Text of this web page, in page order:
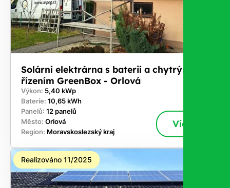
Solární elektrárna s baterií a chytrým
řízením GreenBox - Orlová
Výkon: 5,40 kWp
Baterie: 10,65 kWh
Panelů: 12 panelů
Město: Orlová
Region: Moravskoslezský kraj
Více
Realizováno 11/2025